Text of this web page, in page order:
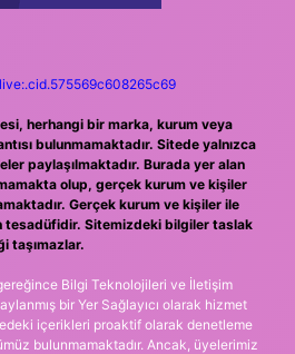
herhangi bir marka, kurum veya
bulunmamaktadır. Sitede yalnızca
paylaşılmaktadır. Burada yer alan
olup, gerçek kurum ve kişiler
Gerçek kurum ve kişiler ile
tesadüfidir. Sitemizdeki bilgiler taslak
taşımazlar.
Bilgi Teknolojileri ve İletişim
bir Yer Sağlayıcı olarak hizmet
içerikleri proaktif olarak denetleme
bulunmamaktadır. Ancak, üyelerimiz